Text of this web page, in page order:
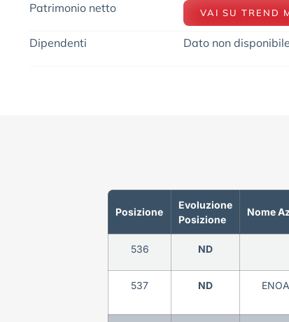
Patrimonio netto VAI SU TREND
Dipendenti Dato non disponibile
Posizione
Evoluzione
Posizione
Nome
536 ND
537 ND